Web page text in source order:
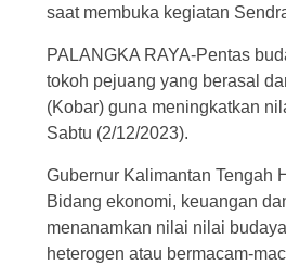
saat membuka kegiatan
PALANGKA RAYA-Pentas
tokoh pejuang yang berasal
(Kobar) guna meningkatkan
Sabtu (2/12/2023).
Gubernur Kalimantan Tengah
Bidang ekonomi, keuangan
menanamkan nilai nilai
heterogen atau bermacam-